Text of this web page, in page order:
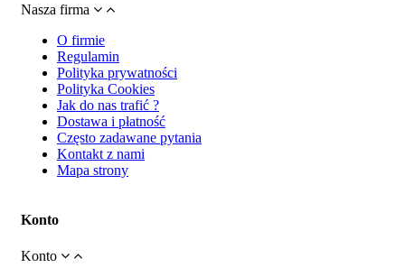
Nasza firma
O firmie
Regulamin
Polityka prywatności
Polityka Cookies
Jak do nas trafić ?
Dostawa i płatność
Często zadawane pytania
Kontakt z nami
Mapa strony
Konto
Konto